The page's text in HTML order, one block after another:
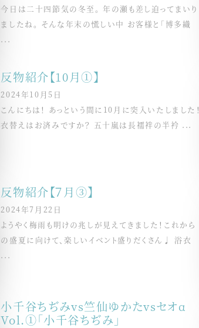
今日は二十四節気の冬至。 年の瀬も差し迫ってまいり
ましたね。 そんな年末の慌しい中 お客様と「博多織
...
反物紹介【10月①】
2024年10月5日
こんにちは！ あっという間に10月に突入いたしました！
衣替えはお済みですか？ 五十嵐は長襦袢の半衿 ...
反物紹介【７月③】
2024年7月22日
ようやく梅雨も明けの兆しが見えてきました！これから
の盛夏に向けて、楽しいイベント盛りだくさん♩ 浴衣
...
小千谷ちぢみvs竺仙ゆかたvsセオα
Vol.①「小千谷ちぢみ」